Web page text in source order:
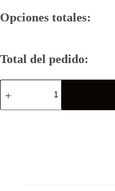
Opciones totales:
Total del pedido:
Camiseta
Rugby